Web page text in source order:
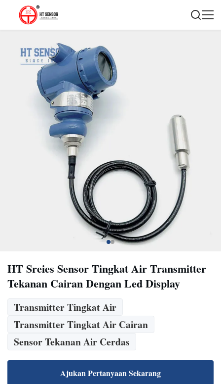
HT Sreies Sensor Tingkat Air Transmitter
Tekanan Cairan Dengan Led Display
Transmitter Tingkat Air
Transmitter Tingkat Air Cairan
Sensor Tekanan Air Cerdas
Ajukan Pertanyaan Sekarang